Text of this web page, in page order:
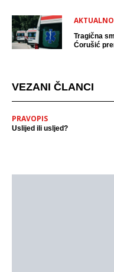
AKTUALNO
Tragična
Ćorušić
VEZANI ČLANCI
PRAVOPIS
Uslijed ili usljed?